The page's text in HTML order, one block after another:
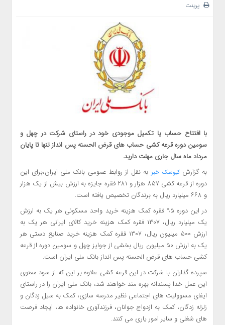
پرینت
با افتتاح حساب یا تکمیل موجودی خود در راستای شرکت در چهل و
سومین دوره قرعه کشی حساب های قرض الحسنه پس انداز تنها تا پایان
مرداد ماه سال جاری مهلت دارید.
به گزارشکیوسک خبر به نقل از روابط عمومی بانک ملی ایران،برای این
دوره از قرعه کشی ۸۵۷ هزار و ۲۸۱ فقره جایزه به ارزش بیش از یک هزار
و ۶۶۸ میلیارد ریال به برندگان تخصیص یافته است.
در این دوره ۹۵ فقره کمک هزینه خرید واحد مسکونی هر یک به ارزش
یک میلیارد ریال، ۱۳۰۷ فقره کمک هزینه خرید کالای ایرانی هر یک به
ارزش ۵۰۰ میلیون ریال، ۱۳۰۷ فقره کمک هزینه خرید صنایع دستی هر
یک به ارزش ۵۰ میلیون ریال بخشی از جوایز چهل و سومین دوره از قرعه
کشی حساب های قرض الحسنه پس انداز بانک ملی ایران است.
سپرده گذاران با شرکت در این قرعه کشی علاوه بر این که از سود معنوی
این عمل خدا پسندانه بهره مند خواهند شد، بانک ملی ایران را در راستای
ایفای مسوولیت های اجتماعی نظیر مدرسه سازی، کمک به سیل زدگان و
زلزله زدگان، کمک به ازدواج جوانان، فرزندآوری خانواده ها، ایجاد فرصت
های شغلی و سایر امور یاری می کنند.